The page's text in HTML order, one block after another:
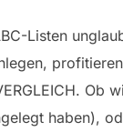
Listen
Ob
haben),